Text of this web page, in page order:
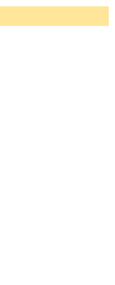
任务”、“京